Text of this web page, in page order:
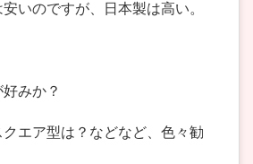
いのですが、日本製は高い。
みか？
エア型は？などなど、色々勧